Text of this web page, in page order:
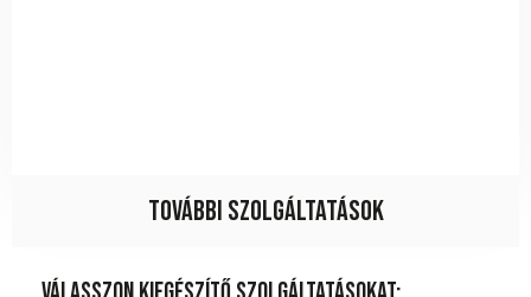
További szolgáltatások